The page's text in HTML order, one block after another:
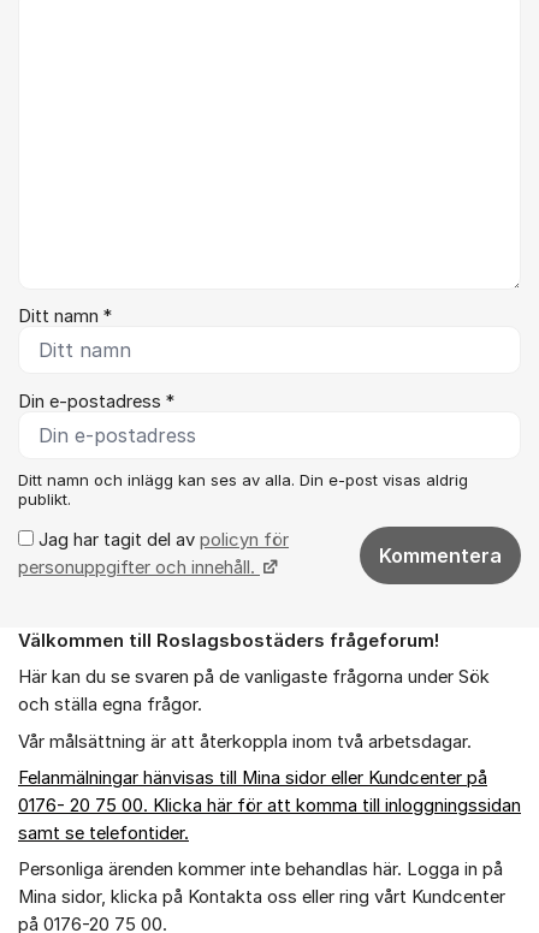
Ditt namn *
Din e-postadress *
Ditt namn och inlägg kan ses av alla. Din e-post visas aldrig
publikt.
Jag har tagit del av policyn för
personuppgifter och innehåll.
Kommentera
Om forumet
Välkommen till Roslagsbostäders frågeforum!
Här kan du se svaren på de vanligaste frågorna under Sök
och ställa egna frågor.
Vår målsättning är att återkoppla inom två arbetsdagar.
Felanmälningar hänvisas till Mina sidor eller Kundcenter på
0176- 20 75 00. Klicka här för att komma till inloggningssidan
samt se telefontider.
Personliga ärenden kommer inte behandlas här. Logga in på
Mina sidor, klicka på Kontakta oss eller ring vårt Kundcenter
på 0176-20 75 00.